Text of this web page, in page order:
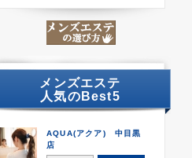
メンズエステ
人気のBest5
AQUA(アクア) 中目黒
店